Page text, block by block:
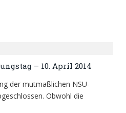
– 10. April 2014
der mutmaßlichen NSU-
Obwohl die